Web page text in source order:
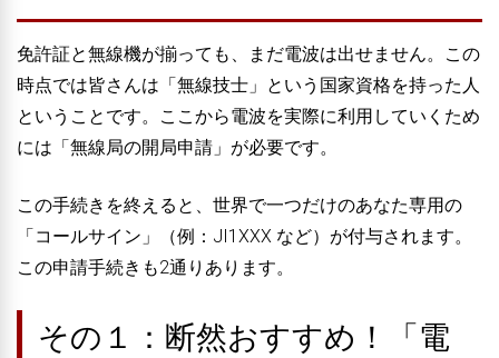
免許証と無線機が揃っても、まだ電波は出せません。この
時点では皆さんは「無線技士」という国家資格を持った人
ということです。ここから電波を実際に利用していくため
には「無線局の開局申請」が必要です。
この手続きを終えると、世界で一つだけのあなた専用の
「コールサイン」（例：JI1XXX など）が付与されます。
この申請手続きも2通りあります。
その１：断然おすすめ！「電